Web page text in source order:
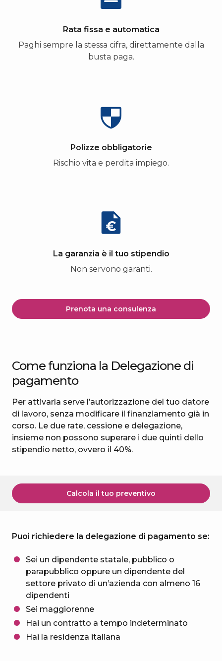
Rata fissa e automatica
Paghi sempre la stessa cifra, direttamente dalla
busta paga.
Polizze obbligatorie
Rischio vita e perdita impiego.
La garanzia è il tuo stipendio
Non servono garanti.
Prenota una consulenza
Come funziona la Delegazione di
pagamento
Per attivarla serve l’autorizzazione del tuo datore
di lavoro, senza modificare il finanziamento già in
corso. Le due rate, cessione e delegazione,
insieme non possono superare i due quinti dello
stipendio netto, ovvero il 40%.
Calcola il tuo preventivo
Puoi richiedere la delegazione di pagamento se:
Sei un dipendente statale, pubblico o
parapubblico oppure un dipendente del
settore privato di un’azienda con almeno 16
dipendenti
Sei maggiorenne
Hai un contratto a tempo indeterminato
Hai la residenza italiana